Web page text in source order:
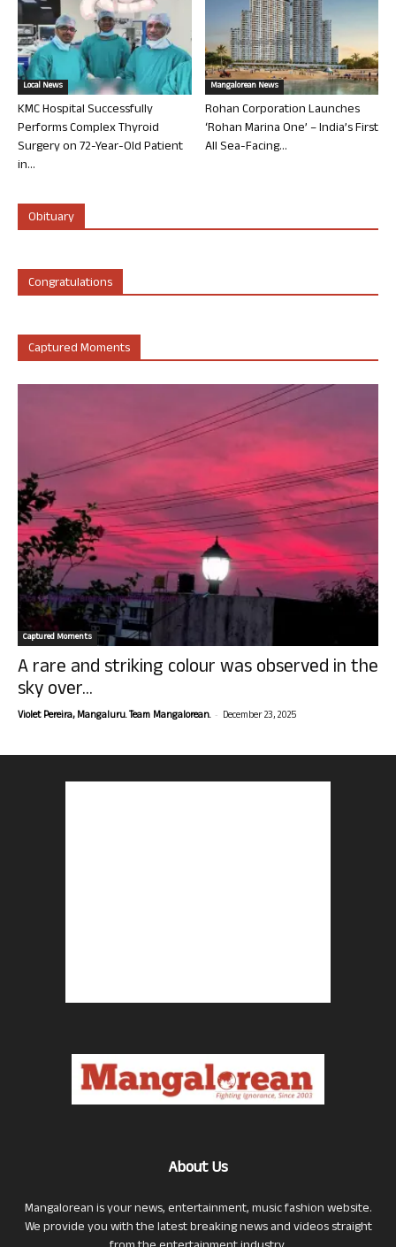
Local News
KMC Hospital Successfully
Performs Complex Thyroid
Surgery on 72-Year-Old Patient
in...
Mangalorean News
Rohan Corporation Launches
‘Rohan Marina One’ – India’s First
All Sea-Facing...
Obituary
Congratulations
Captured Moments
Captured Moments
A rare and striking colour was observed in the
sky over...
Violet Pereira, Mangaluru. Team Mangalorean. - December 23, 2025
About Us
Mangalorean is your news, entertainment, music fashion website.
We provide you with the latest breaking news and videos straight